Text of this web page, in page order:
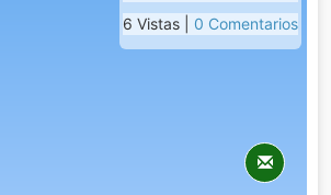
6 Vistas | 0 Comentarios